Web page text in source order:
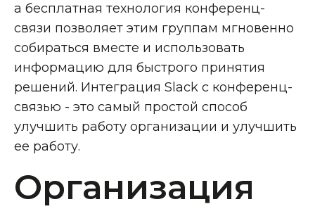
а бесплатная технология конференц-
связи позволяет этим группам мгновенно
собираться вместе и использовать
информацию для быстрого принятия
решений. Интеграция Slack с конференц-
связью - это самый простой способ
улучшить работу организации и улучшить
ее работу.
Организация